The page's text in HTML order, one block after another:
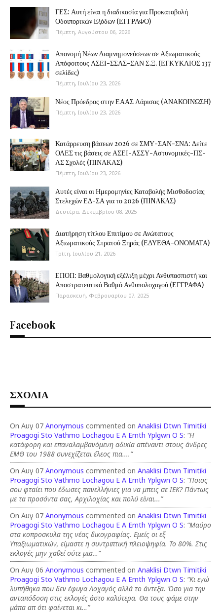
ΓΕΣ: Αυτή είναι η διαδικασία για Προκαταβολή
Οδοιπορικών Εξόδων (ΕΓΓΡΑΦΟ)
Πέμπτη, Αυγούστου 06, 2026
Απονομή Νέων Διαμνημονεύσεων σε Αξιωματικούς
Απόφοιτους ΑΣΕΙ-ΣΣΑΣ-ΣΑΝ Σ.Ξ. (ΕΓΚΥΚΛΙΟΣ 137
σελίδες)
Πέμπτη, Ιουλίου 23, 2026
Νέος Πρόεδρος στην ΕΑΑΣ Λάρισας (ΑΝΑΚΟΙΝΩΣΗ)
Πέμπτη, Ιουλίου 23, 2026
Κατάρρευση βάσεων 2026 σε ΣΜΥ-ΣΑΝ-ΣΝΔ: Δείτε
ΟΛΕΣ τις βάσεις σε ΑΣΕΙ-ΑΣΣΥ-Αστυνομικές-ΠΣ-
ΛΣ Σχολές (ΠΙΝΑΚΑΣ)
Πέμπτη, Ιουλίου 23, 2026
Αυτές είναι οι Ημερομηνίες Καταβολής Μισθοδοσίας
Στελεχών ΕΔ-ΣΑ για το 2026 (ΠINAKAΣ)
Δευτέρα, Δεκεμβρίου 08, 2025
Διατήρηση τίτλου Επιτίμου σε Ανώτατους
Αξιωματικούς Στρατού Ξηράς (ΕΔΥΕΘΑ-ΟΝΟΜΑΤΑ)
Τρίτη, Ιουλίου 21, 2026
ΕΠΟΠ: Βαθμολογική εξέλιξη μέχρι Ανθυπασπιστή και
Αποστρατευτικό Βαθμό Ανθυπολοχαγού (ΕΓΓΡΑΦΑ)
Παρασκευή, Φεβρουαρίου 07, 2025
Facebook
ΣΧΟΛΙΑ
On Αυγ 07 Anonymous commented on Anaklisi Dtwn Timitiki
Proagogi Sto Vathmo Lochagou E A Emth Yplgwn O S: “Η
κατάφορη και επαναλαμβανόμενη αδικία απέναντι στους άνδρες
ΕΜΘ του 1988 συνεχίζεται έλεος πια....”
On Αυγ 07 Anonymous commented on Anaklisi Dtwn Timitiki
Proagogi Sto Vathmo Lochagou E A Emth Yplgwn O S: “Ποιος
σου φταίει που έδωσες πανελλήνιες για να μπεις σε ΙΕΚ? Πάντως
με τα προσόντα σας, Αρχιλοχίας και πολύ είναι...”
On Αυγ 07 Anonymous commented on Anaklisi Dtwn Timitiki
Proagogi Sto Vathmo Lochagou E A Emth Yplgwn O S: “Μαύρο
στα κοπροσκυλα της νέας δικογραφίας. Εμείς οι εξ
Υπαξιωματικών, είμαστε η συντριπτική πλειοψηφία. Το 80%. Στις
εκλογές μην χαθεί ούτε μια…”
On Αυγ 06 Anonymous commented on Anaklisi Dtwn Timitiki
Proagogi Sto Vathmo Lochagou E A Emth Yplgwn O S: “Κι εγώ
λυπήθηκα που δεν έφυγα Λοχαγός αλλά το άντεξα. Όσο για την
ανταπόδοση στις εκλογές άστο καλύτερα. Θα τους φάμε στην
μάπα απ ότι φαίνεται κι…”